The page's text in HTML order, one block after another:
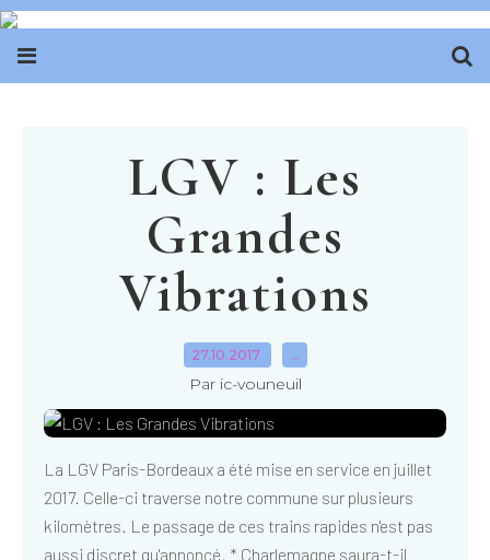
LGV : Les
Grandes
Vibrations
27.10.2017 …
Par ic-vouneuil
La LGV Paris-Bordeaux a été mise en service en juillet
2017. Celle-ci traverse notre commune sur plusieurs
kilomètres. Le passage de ces trains rapides n'est pas
aussi discret qu'annoncé. * Charlemagne saura-t-il